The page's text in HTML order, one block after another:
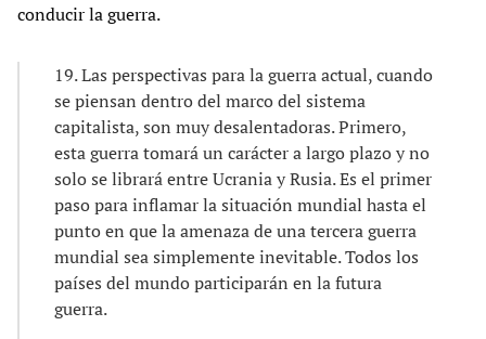
conducir la guerra.
19. Las perspectivas para la guerra actual, cuando
se piensan dentro del marco del sistema
capitalista, son muy desalentadoras. Primero,
esta guerra tomará un carácter a largo plazo y no
solo se librará entre Ucrania y Rusia. Es el primer
paso para inflamar la situación mundial hasta el
punto en que la amenaza de una tercera guerra
mundial sea simplemente inevitable. Todos los
países del mundo participarán en la futura
guerra.